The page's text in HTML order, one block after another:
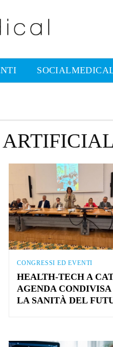
CONGRESSI ED EVENTI
HEALTH-TECH A
AGENDA CONDIVISA
LA SANITÀ DEL